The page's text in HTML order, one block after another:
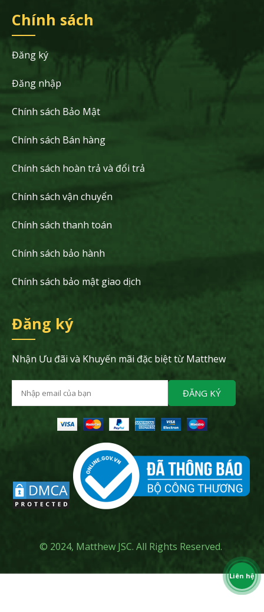
Chính sách
Đăng ký
Đăng nhập
Chính sách Bảo Mật
Chính sách Bán hàng
Chính sách hoàn trả và đổi trả
Chính sách vận chuyển
Chính sách thanh toán
Chính sách bảo hành
Chính sách bảo mật giao dịch
Đăng ký
Nhận Ưu đãi và Khuyến mãi đặc biệt từ Matthew
ĐĂNG KÝ
© 2024, Matthew JSC. All Rights Reserved.
Liên hệ